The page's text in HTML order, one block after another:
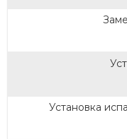
Установка